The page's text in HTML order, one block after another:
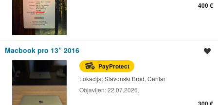
400 €
Macbook pro 13” 2016
PayProtect
Lokacija:Slavonski Brod, Centar
Objavljen:22.07.2026.